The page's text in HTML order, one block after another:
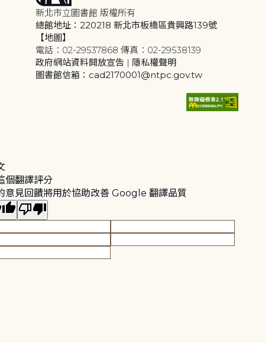
新北市立圖書館 版權所有
總館地址：220218 新北市板橋區貴興路139號
【地圖】
電話：02-29537868 傳真：02-29538139
政府網站資料開放宣告 | 隱私權聲明
圖書館信箱：cad2170001@ntpc.gov.tw
個翻譯評分
意見回饋將用於協助改善 Google 翻譯品質